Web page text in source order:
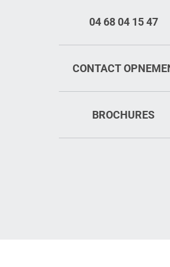
04 68 04 15 47
CONTACT
BROCHURES